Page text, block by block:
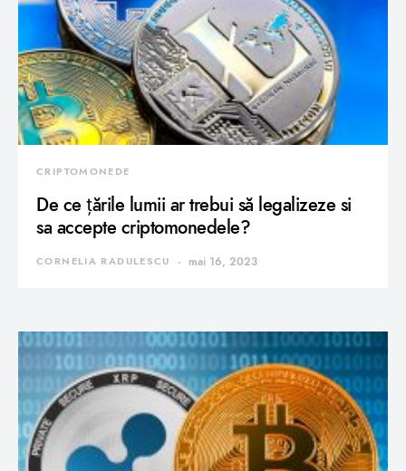
CRIPTOMONEDE
De ce țările lumii ar trebui să legalizeze si
sa accepte criptomonedele?
CORNELIA RADULESCU mai 16, 2023